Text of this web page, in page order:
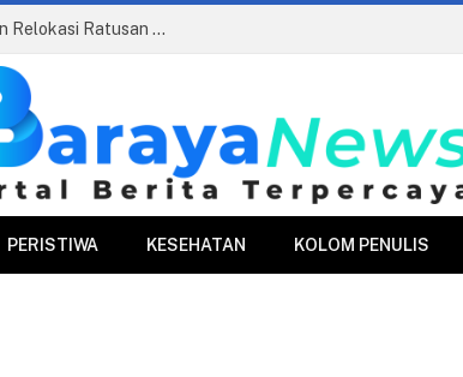
Pasar Merdeka Segera Beroperasi, PPJ Siapkan Relokasi Ratusan Pedagang dan PKL
PERISTIWA KESEHATAN KOLOM PENULIS